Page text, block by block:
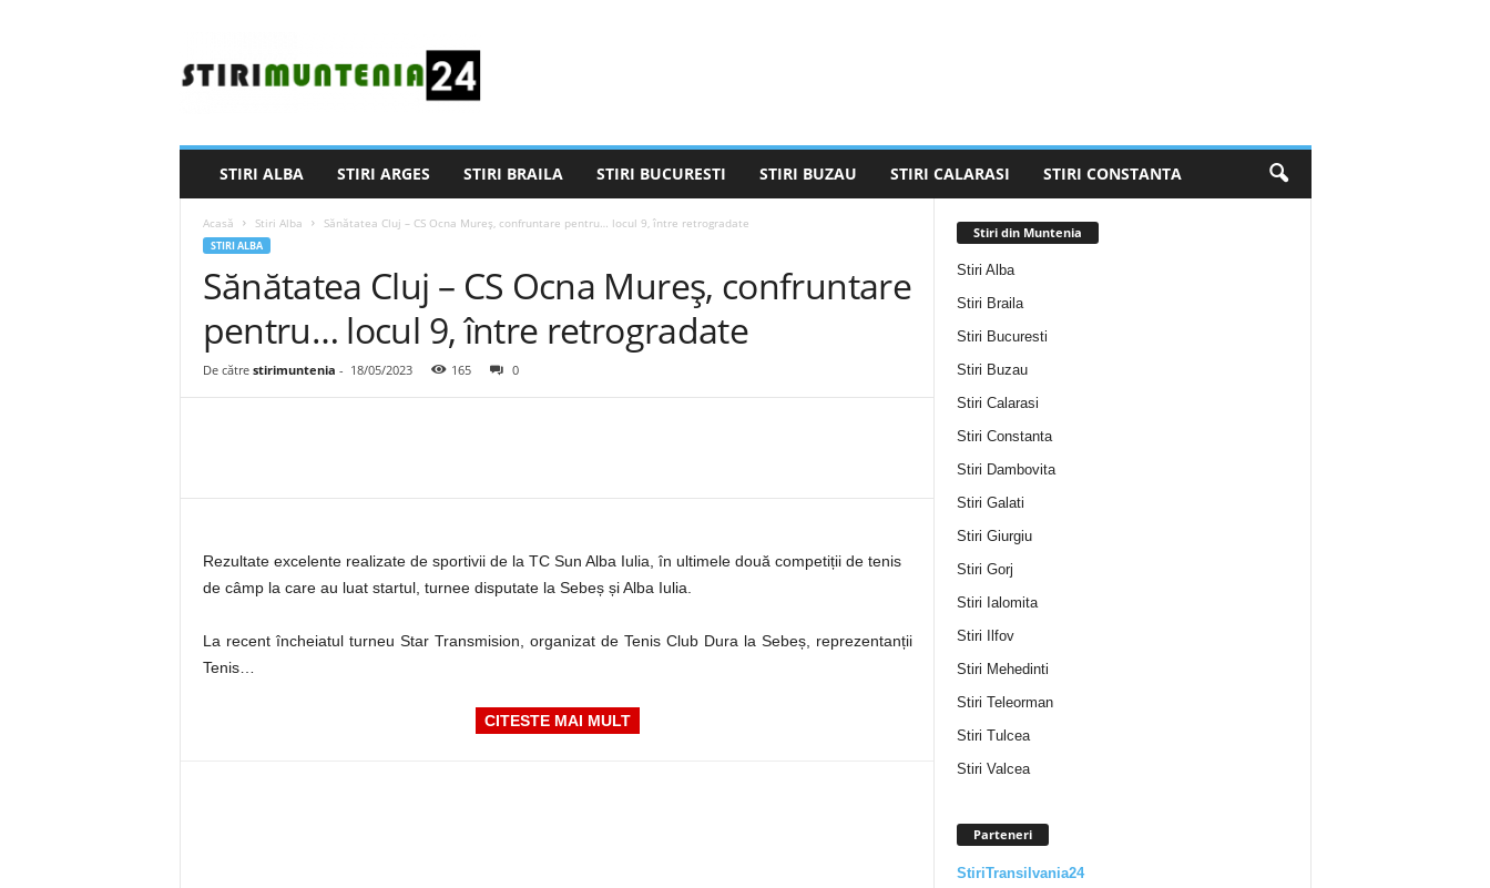
r
STIRI ALBA STIRI ARGES STIRI BRAILA STIRI BUCURESTI STIRI BUZAU STIRI CALARASI STIRI CONSTANTA
Acasă Stiri Alba Sănătatea Cluj – CS Ocna Mureș, confruntare pentru… locul 9, între retrogradate
STIRI ALBA
Sănătatea Cluj – CS Ocna Mureș, confruntare
pentru… locul 9, între retrogradate
De către stirimuntenia - 18/05/2023 165 0
Rezultate excelente realizate de sportivii de la TC Sun Alba Iulia, în ultimele două competiții de tenis
de câmp la care au luat startul, turnee disputate la Sebeș și Alba Iulia.
La recent încheiatul turneu Star Transmision, organizat de Tenis Club Dura la Sebeș, reprezentanții
Tenis…
CITESTE MAI MULT
Stiri din Muntenia
Stiri Alba
Stiri Braila
Stiri Bucuresti
Stiri Buzau
Stiri Calarasi
Stiri Constanta
Stiri Dambovita
Stiri Galati
Stiri Giurgiu
Stiri Gorj
Stiri Ialomita
Stiri Ilfov
Stiri Mehedinti
Stiri Teleorman
Stiri Tulcea
Stiri Valcea
Parteneri
StiriTransilvania24